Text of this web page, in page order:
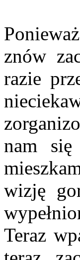
znów
razie
nam
wizję
Teraz